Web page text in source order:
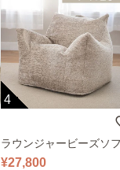
4
ラウンジャービーズソ
¥27,800